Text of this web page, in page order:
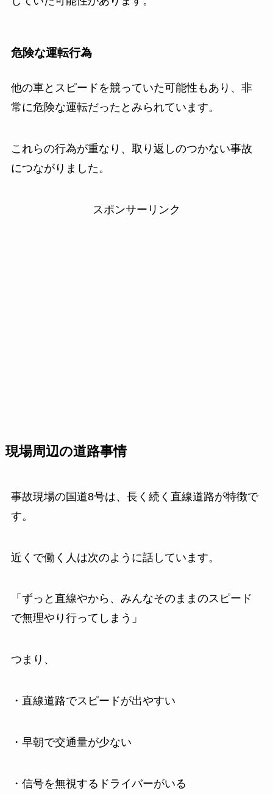
危険な運転行為
他の車とスピードを競っていた可能性もあり、非
常に危険な運転だったとみられています。
これらの行為が重なり、取り返しのつかない事故
につながりました。
スポンサーリンク
現場周辺の道路事情
事故現場の国道8号は、長く続く直線道路が特徴で
す。
近くで働く人は次のように話しています。
「ずっと直線やから、みんなそのままのスピード
で無理やり行ってしまう」
つまり、
・直線道路でスピードが出やすい
・早朝で交通量が少ない
・信号を無視するドライバーがいる